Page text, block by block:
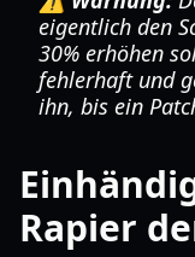
eigentlich den
30% erhöhen
fehlerhaft und
ihn, bis ein
Rapier